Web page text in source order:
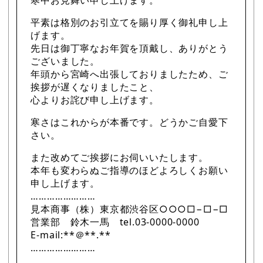
平素は格別のお引立てを賜り厚く御礼申し上
げます。
先日は御丁寧なお年賀を頂戴し、ありがとう
ございました。
年頭から宮崎へ出張しておりましたため、ご
挨拶が遅くなりましたこと、
心よりお詫び申し上げます。
寒さはこれからが本番です。どうかご自愛下
さい。
また改めてご挨拶にお伺いいたします。
本年も変わらぬご指導のほどよろしくお願い
申し上げます。
……………………
見本商事（株）東京都渋谷区○○○□−□−□
営業部 鈴木一馬 tel.03-0000-0000
E-mail:**＠**.**
……………………